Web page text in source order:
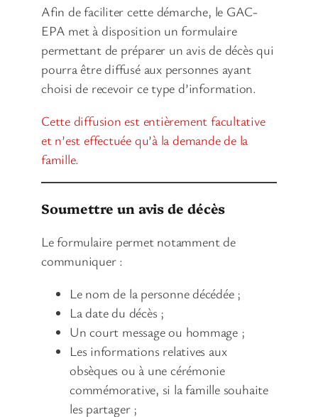
Afin de faciliter cette démarche, le GAC-
EPA met à disposition un formulaire
permettant de préparer un avis de décès qui
pourra être diffusé aux personnes ayant
choisi de recevoir ce type d’information.
Cette diffusion est entièrement facultative
et n’est effectuée qu’à la demande de la
famille.
Soumettre un avis de décès
Le formulaire permet notamment de
communiquer :
Le nom de la personne décédée ;
La date du décès ;
Un court message ou hommage ;
Les informations relatives aux
obsèques ou à une cérémonie
commémorative, si la famille souhaite
les partager ;